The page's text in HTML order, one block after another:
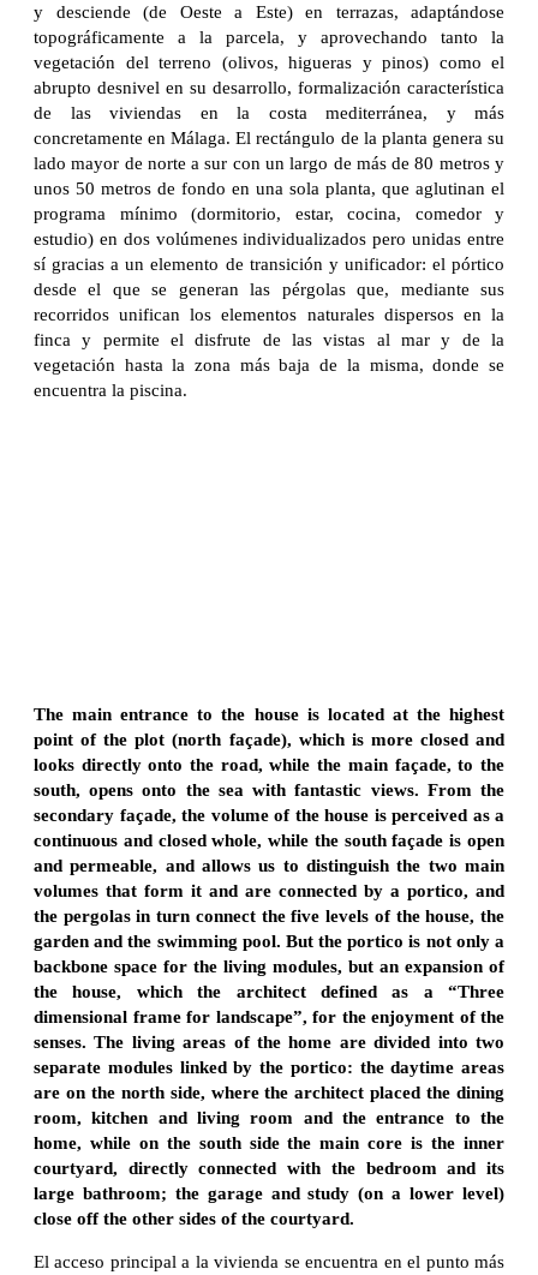
y desciende (de Oeste a Este) en terrazas, adaptándose
topográficamente a la parcela, y aprovechando tanto la
vegetación del terreno (olivos, higueras y pinos) como el
abrupto desnivel en su desarrollo, formalización característica
de las viviendas en la costa mediterránea, y más
concretamente en Málaga. El rectángulo de la planta genera su
lado mayor de norte a sur con un largo de más de 80 metros y
unos 50 metros de fondo en una sola planta, que aglutinan el
programa mínimo (dormitorio, estar, cocina, comedor y
estudio) en dos volúmenes individualizados pero unidas entre
sí gracias a un elemento de transición y unificador: el pórtico
desde el que se generan las pérgolas que, mediante sus
recorridos unifican los elementos naturales dispersos en la
finca y permite el disfrute de las vistas al mar y de la
vegetación hasta la zona más baja de la misma, donde se
encuentra la piscina.
The main entrance to the house is located at the highest
point of the plot (north façade), which is more closed and
looks directly onto the road, while the main façade, to the
south, opens onto the sea with fantastic views. From the
secondary façade, the volume of the house is perceived as a
continuous and closed whole, while the south façade is open
and permeable, and allows us to distinguish the two main
volumes that form it and are connected by a portico, and
the pergolas in turn connect the five levels of the house, the
garden and the swimming pool. But the portico is not only a
backbone space for the living modules, but an expansion of
the house, which the architect defined as a “Three
dimensional frame for landscape”, for the enjoyment of the
senses. The living areas of the home are divided into two
separate modules linked by the portico: the daytime areas
are on the north side, where the architect placed the dining
room, kitchen and living room and the entrance to the
home, while on the south side the main core is the inner
courtyard, directly connected with the bedroom and its
large bathroom; the garage and study (on a lower level)
close off the other sides of the courtyard.
El acceso principal a la vivienda se encuentra en el punto más